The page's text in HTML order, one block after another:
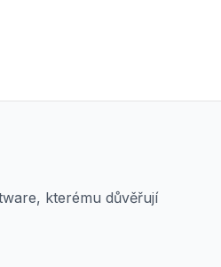
kterému důvěřují